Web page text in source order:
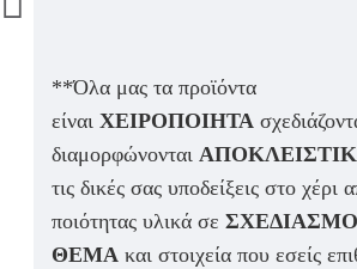
**Όλα μας τα προϊόντα
είναι ΧΕΙΡΟΠΟΙΗΤΑ
διαμορφώνονται
τις δικές σας υποδείξεις στο χέρι
ποιότητας υλικά σε
ΘΕΜΑ και στοιχεία που εσείς